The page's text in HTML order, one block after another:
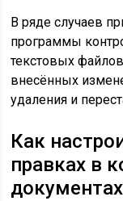
В ряде случаев
программы
текстовых
внесённых
удаления и
Как
правках в
документах